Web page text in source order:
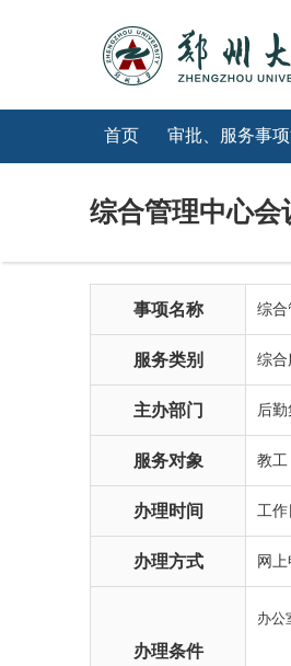
首页 审批、服务事
综合管理中心会
事项名称 综合
服务类别 综合
主办部门 后勤
服务对象 教工
办理时间 工作
办理方式 网
办理条件